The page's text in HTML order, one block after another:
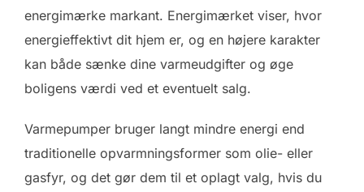
energimærke markant. Energimærket viser, hvor
energieffektivt dit hjem er, og en højere karakter
kan både sænke dine varmeudgifter og øge
boligens værdi ved et eventuelt salg.
Varmepumper bruger langt mindre energi end
traditionelle opvarmningsformer som olie- eller
gasfyr, og det gør dem til et oplagt valg, hvis du